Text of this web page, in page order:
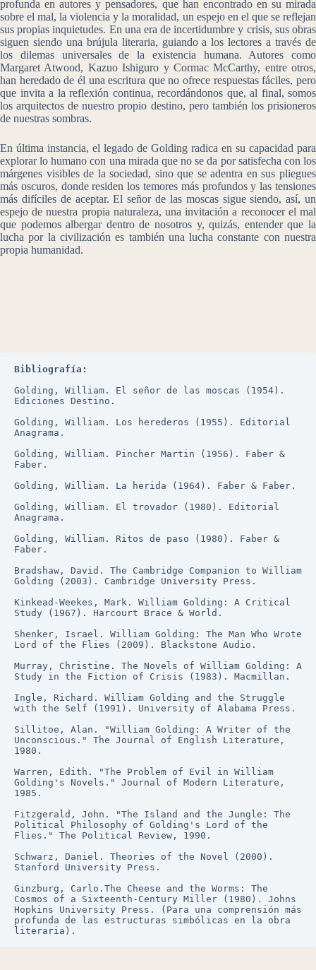
profunda en autores y pensadores, que han encontrado en su mirada
sobre el mal, la violencia y la moralidad, un espejo en el que se reflejan
sus propias inquietudes. En una era de incertidumbre y crisis, sus obras
siguen siendo una brújula literaria, guiando a los lectores a través de
los dilemas universales de la existencia humana. Autores como
Margaret Atwood, Kazuo Ishiguro y Cormac McCarthy, entre otros,
han heredado de él una escritura que no ofrece respuestas fáciles, pero
que invita a la reflexión continua, recordándonos que, al final, somos
los arquitectos de nuestro propio destino, pero también los prisioneros
de nuestras sombras.
En última instancia, el legado de Golding radica en su capacidad para
explorar lo humano con una mirada que no se da por satisfecha con los
márgenes visibles de la sociedad, sino que se adentra en sus pliegues
más oscuros, donde residen los temores más profundos y las tensiones
más difíciles de aceptar. El señor de las moscas sigue siendo, así, un
espejo de nuestra propia naturaleza, una invitación a reconocer el mal
que podemos albergar dentro de nosotros y, quizás, entender que la
lucha por la civilización es también una lucha constante con nuestra
propia humanidad.
Bibliografía:
Golding, William. El señor de las moscas (1954).
Ediciones Destino.
Golding, William. Los herederos (1955). Editorial
Anagrama.
Golding, William. Pincher Martin (1956). Faber &
Faber.
Golding, William. La herida (1964). Faber & Faber.
Golding, William. El trovador (1980). Editorial
Anagrama.
Golding, William. Ritos de paso (1980). Faber &
Faber.
Bradshaw, David. The Cambridge Companion to William
Golding (2003). Cambridge University Press.
Kinkead-Weekes, Mark. William Golding: A Critical
Study (1967). Harcourt Brace & World.
Shenker, Israel. William Golding: The Man Who Wrote
Lord of the Flies (2009). Blackstone Audio.
Murray, Christine. The Novels of William Golding: A
Study in the Fiction of Crisis (1983). Macmillan.
Ingle, Richard. William Golding and the Struggle
with the Self (1991). University of Alabama Press.
Sillitoe, Alan. "William Golding: A Writer of the
Unconscious." The Journal of English Literature,
1980.
Warren, Edith. "The Problem of Evil in William
Golding's Novels." Journal of Modern Literature,
1985.
Fitzgerald, John. "The Island and the Jungle: The
Political Philosophy of Golding's Lord of the
Flies." The Political Review, 1990.
Schwarz, Daniel. Theories of the Novel (2000).
Stanford University Press.
Ginzburg, Carlo.The Cheese and the Worms: The
Cosmos of a Sixteenth-Century Miller (1980). Johns
Hopkins University Press. (Para una comprensión más
profunda de las estructuras simbólicas en la obra
literaria).